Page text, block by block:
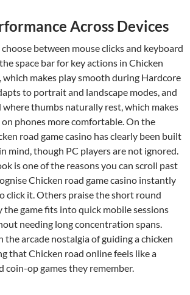
Across Devices
between mouse clicks and keyboard
space bar for key actions in Chicken
which makes play smooth during Hardcore
to portrait and landscape modes, and
where thumbs naturally rest, which makes
phones more comfortable. On the
road game casino has clearly been built
mind, though PC players are not ignored.
is one of the reasons you can scroll past
Chicken road game casino instantly
click it. Others praise the short round
the game fits into quick mobile sessions
needing long concentration spans.
the arcade nostalgia of guiding a chicken
that Chicken road online feels like a
coin-op games they remember.